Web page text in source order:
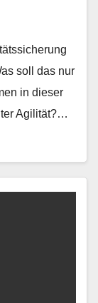
soll das nur
in dieser
Agilität?…